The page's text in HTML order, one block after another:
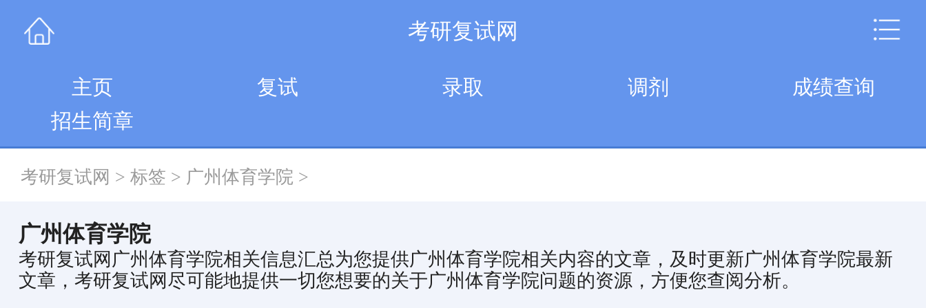
考研复试网
主页 复试 录取 调剂
成绩查询
招生简章
考研复试网 > 标签 > 广州体育学院 >
广州体育学院
考研复试网广州体育学院相关信息汇总为您提供广州体育学院相关内容的文章，及时更新广州体育学院最新
文章，考研复试网尽可能地提供一切您想要的关于广州体育学院问题的资源，方便您查阅分析。